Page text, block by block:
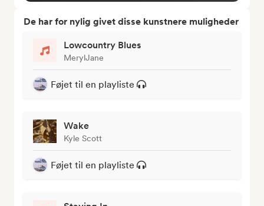
De har for nylig givet disse kunstnere muligheder
Lowcountry Blues
MerylJane
Føjet til en playliste
Wake
Kyle Scott
Føjet til en playliste